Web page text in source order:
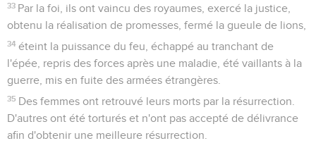
33 Par la foi, ils ont vaincu des royaumes, exercé la justice,
obtenu la réalisation de promesses, fermé la gueule de lions,
34 éteint la puissance du feu, échappé au tranchant de
l'épée, repris des forces après une maladie, été vaillants à la
guerre, mis en fuite des armées étrangères.
35 Des femmes ont retrouvé leurs morts par la résurrection.
D'autres ont été torturés et n'ont pas accepté de délivrance
afin d'obtenir une meilleure résurrection.